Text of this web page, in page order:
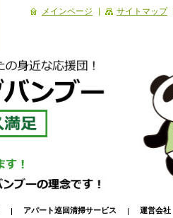
アパート巡回清掃サービス 運営会社
メインページ サイトマップ